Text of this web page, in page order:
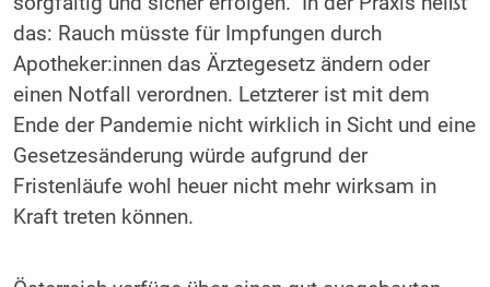
das: Rauch müsste für Impfungen durch
Apotheker:innen das Ärztegesetz ändern oder
einen Notfall verordnen. Letzterer ist mit dem
Ende der Pandemie nicht wirklich in Sicht und eine
Gesetzesänderung würde aufgrund der
Fristenläufe wohl heuer nicht mehr wirksam in
Kraft treten können.